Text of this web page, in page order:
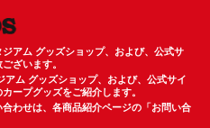
アム グッズショップ、および、公式サ
ざいます。
ム グッズショップ、および、公式サイ
ープグッズをご紹介します。
わせは、各商品紹介ページの「お問い合